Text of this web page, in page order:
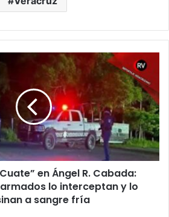
en Ángel R. Cabada:
lo interceptan y lo
a sangre fría